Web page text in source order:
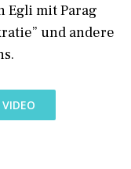
Egli mit Parag
und andere